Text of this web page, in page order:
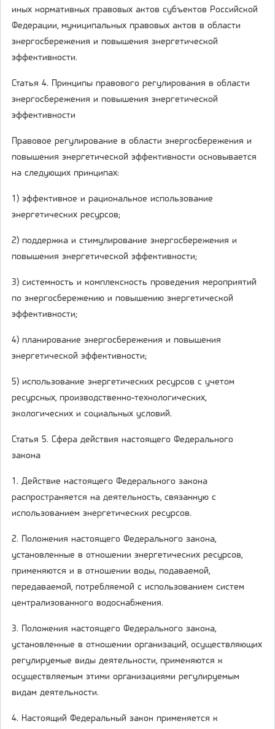
иных нормативных правовых актов субъектов Российской
Федерации, муниципальных правовых актов в области
энергосбережения и повышения энергетической
эффективности.
Статья 4. Принципы правового регулирования в области
энергосбережения и повышения энергетической
эффективности
Правовое регулирование в области энергосбережения и
повышения энергетической эффективности основывается
на следующих принципах:
1) эффективное и рациональное использование
энергетических ресурсов;
2) поддержка и стимулирование энергосбережения и
повышения энергетической эффективности;
3) системность и комплексность проведения мероприятий
по энергосбережению и повышению энергетической
эффективности;
4) планирование энергосбережения и повышения
энергетической эффективности;
5) использование энергетических ресурсов с учетом
ресурсных, производственно-технологических,
экологических и социальных условий.
Статья 5. Сфера действия настоящего Федерального
закона
1. Действие настоящего Федерального закона
распространяется на деятельность, связанную с
использованием энергетических ресурсов.
2. Положения настоящего Федерального закона,
установленные в отношении энергетических ресурсов,
применяются и в отношении воды, подаваемой,
передаваемой, потребляемой с использованием систем
централизованного водоснабжения.
3. Положения настоящего Федерального закона,
установленные в отношении организаций, осуществляющих
регулируемые виды деятельности, применяются к
осуществляемым этими организациями регулируемым
видам деятельности.
4. Настоящий Федеральный закон применяется к